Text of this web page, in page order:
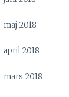
maj 2018
april 2018
mars 2018